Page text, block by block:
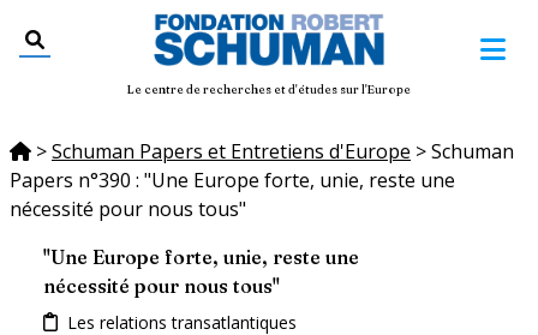
Le centre de recherches et d'études sur l'Europe
>Schuman Papers et Entretiens d'Europe >Schuman
Papers n°390 : "Une Europe forte, unie, reste une
nécessité pour nous tous"
"Une Europe forte, unie, reste une
nécessité pour nous tous"
Les relations transatlantiques